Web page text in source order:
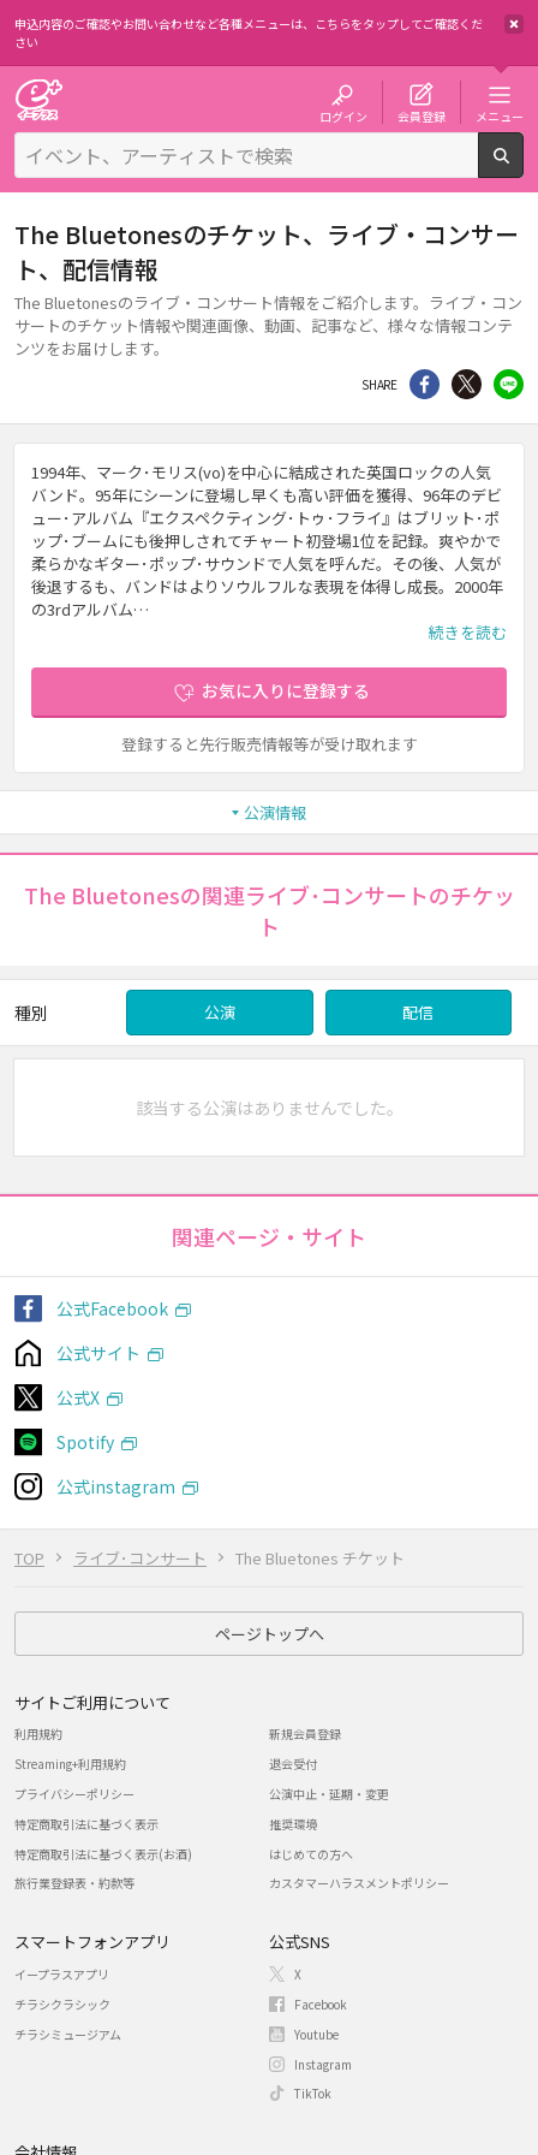
申込内容のご確認やお問い合わせなど各種メニューは、 こちらをタップしてご確認くだ
さい
ログイン 会員登録 メニュー
TOP ライブ･コンサート The Bluetones チケット
The Bluetonesのチケット、ライブ・コンサー
ト、配信情報
The Bluetonesのライブ・コンサート情報をご紹介します。ライブ・コン
サートのチケット情報や関連画像、動画、記事など、様々な情報コンテ
ンツをお届けします。
SHARE シェア Twitter
1994年、マーク･モリス(vo)を中心に結成された英国ロックの人気
バンド。95年にシーンに登場し早くも高い評価を獲得、96年のデビ
ュー･アルバム『エクスペクティング･トゥ･フライ』はブリット･ポ
ップ･ブームにも後押しされてチャート初登場1位を記録。爽やかで
柔らかなギター･ポップ･サウンドで人気を呼んだ。その後、人気が
後退するも、バンドはよりソウルフルな表現を体得し成長。2000年
の3rdアルバム…
続きを読む
お気に入りに登録する
登録すると先行販売情報等が受け取れます
公演情報
The Bluetonesの関連ライブ･コンサートのチケッ
ト
種別 公演 配信
該当する公演はありませんでした。
関連ページ・サイト
公式Facebook
公式サイト
公式X
Spotify
公式instagram
ページトップへ
サイトご利用について
利用規約
Streaming+利用規約
プライバシーポリシー
特定商取引法に基づく表示
特定商取引法に基づく表示(お酒)
旅行業登録表・約款等
新規会員登録
退会受付
公演中止・延期・変更
推奨環境
はじめての方へ
カスタマーハラスメントポリシー
スマートフォンアプリ
イープラスアプリ
チラシクラシック
チラシミュージアム
公式SNS
X
Facebook
Youtube
Instagram
TikTok